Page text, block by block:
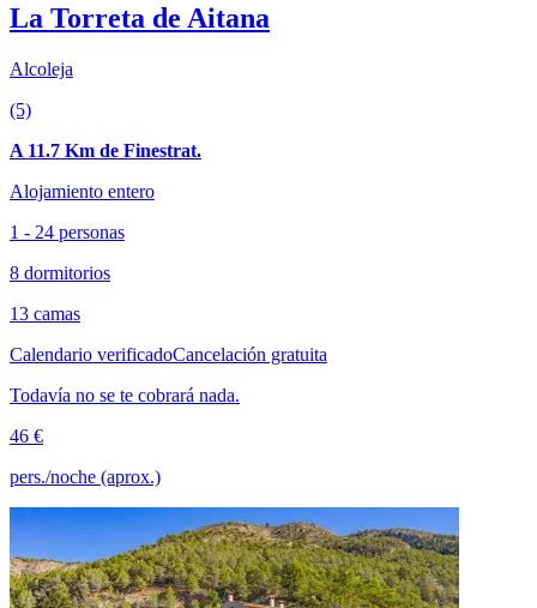
La Torreta de Aitana
Alcoleja
(5)
A 11.7 Km de Finestrat.
Alojamiento entero
1 - 24 personas
8 dormitorios
13 camas
Calendario verificadoCancelación gratuita
Todavía no se te cobrará nada.
46 €
pers./noche (aprox.)